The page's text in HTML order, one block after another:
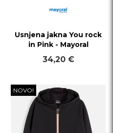
Usnjena jakna You rock
in Pink - Mayoral
34,20 €
NOVO!